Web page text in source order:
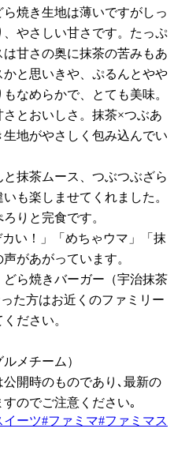
焼き生地は薄いですがしっ
やさしい甘さです。たっぷ
甘さの奥に抹茶の苦みもあ
と思いきや、ぷるんとやや
なめらかで、とても美味。
とおいしさ。抹茶×つぶあ
地がやさしく包み込んでい
抹茶ムース、つぶつぶざら
も楽しませてくれました。
りと完食です。
い！」「めちゃウマ」「抹
があがっています。
ら焼きバーガー（宇治抹茶
た方はお近くのファミリー
ださい。
メチーム）
開時のものであり､最新の
のでご注意ください｡
イーツ#ファミマ#ファミマス